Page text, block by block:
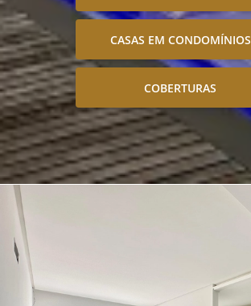
CASAS EM CONDOMÍNIOS
COBERTURAS